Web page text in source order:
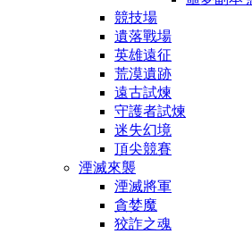
競技場
遺落戰場
英雄遠征
荒漠遺跡
遠古試煉
守護者試煉
迷失幻境
頂尖競賽
湮滅來襲
湮滅將軍
貪婪魔
狡詐之魂